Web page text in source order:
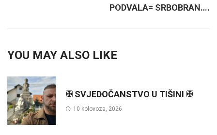
PODVALA= SRBOBRAN….
YOU MAY ALSO LIKE
✠ SVJEDOČANSTVO U TIŠINI ✠
10 kolovoza, 2026